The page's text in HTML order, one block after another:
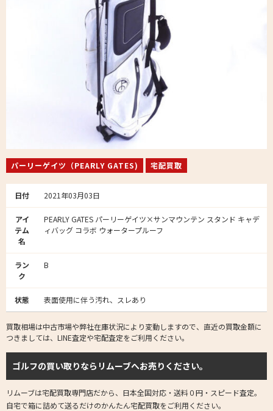
パーリーゲイツ（PEARLY GATES) 宅配買取
日付 2021年03月03日
アイ
テム
名
PEARLY GATES パーリーゲイツ×サンマウンテン スタンド キャデ
ィバッグ コラボ ウォータープルーフ
ラン
ク
B
状態 表面使用に伴う汚れ、スレあり
買取相場は中古市場や弊社在庫状況により変動しますので、直近の買取金額に
つきましては、LINE査定や宅配査定をご利用ください。
ゴルフの買い取りならリムーブへお売りください。
リムーブは宅配買取専門店だから、日本全国対応・送料０円・スピード査定。
自宅で箱に詰めて送るだけのかんたん宅配買取をご利用ください。